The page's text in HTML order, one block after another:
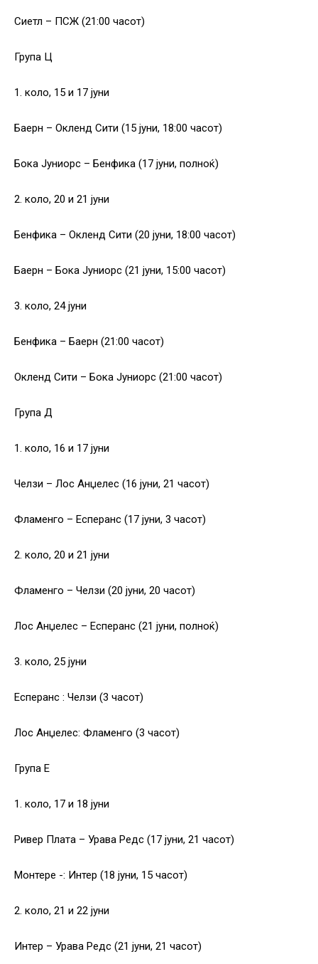
Сиетл – ПСЖ (21:00 часот)
Група Ц
1. коло, 15 и 17 јуни
Баерн – Окленд Сити (15 јуни, 18:00 часот)
Бока Јуниорс – Бенфика (17 јуни, полноќ)
2. коло, 20 и 21 јуни
Бенфика – Окленд Сити (20 јуни, 18:00 часот)
Баерн – Бока Јуниорс (21 јуни, 15:00 часот)
3. коло, 24 јуни
Бенфика – Баерн (21:00 часот)
Окленд Сити – Бока Јуниорс (21:00 часот)
Група Д
1. коло, 16 и 17 јуни
Челзи – Лос Анџелес (16 јуни, 21 часот)
Фламенго – Есперанс (17 јуни, 3 часот)
2. коло, 20 и 21 јуни
Фламенго – Челзи (20 јуни, 20 часот)
Лос Анџелес – Есперанс (21 јуни, полноќ)
3. коло, 25 јуни
Есперанс : Челзи (3 часот)
Лос Анџелес: Фламенго (3 часот)
Група Е
1. коло, 17 и 18 јуни
Ривер Плата – Урава Редс (17 јуни, 21 часот)
Монтере -: Интер (18 јуни, 15 часот)
2. коло, 21 и 22 јуни
Интер – Урава Редс (21 јуни, 21 часот)